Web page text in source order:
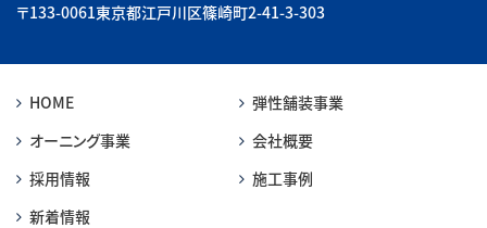
〒133-0061東京都江戸川区篠崎町2-41-3-303
HOME
弾性舗装事業
オーニング事業
会社概要
採用情報
施工事例
新着情報